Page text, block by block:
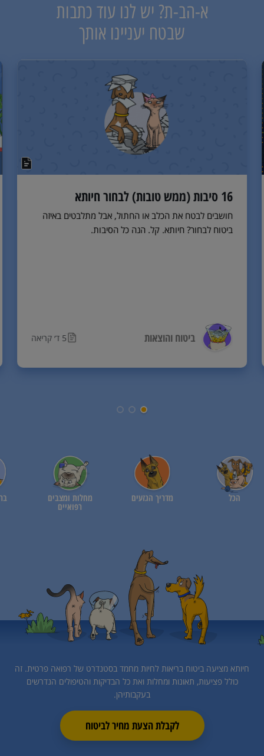
א-הב-ת? יש לנו עוד כתבות
שבטח יעניינו אותך
16 סיבות (ממש טובות) לבחור חיותא
חושבים לבטח את הכלב או החתול, אבל מתלבטים באיזה
ביטוח לבחור? חיותא. קל. הנה כל הסיבות.
ביטוח והוצאות 5 ד׳ קריאה
הכל מדריך הגזעים מחלות ומצבים
רפואיים
חיותא מציעה ביטוח בריאות לחיות מחמד בסטנדרט של רפואה פרטית. זה
כולל פציעות, תאונות ומחלות ואת כל הבדיקות והטיפולים הנדרשים
בעקבותיהן.
לקבלת הצעת מחיר לביטוח